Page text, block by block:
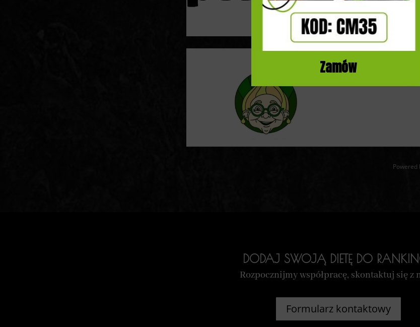
Catering Cebulka
Powered
DODAJ SWOJĄ DIETĘ DO
Rozpocznijmy współpracę, skontaktuj się z
Formularz kontaktowy
Zamów